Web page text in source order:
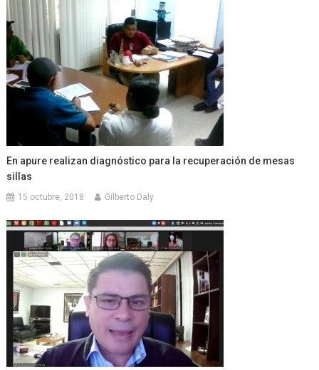
En apure realizan diagnóstico para la recuperación de mesas
sillas
15 octubre, 2018 Gilberto Daly